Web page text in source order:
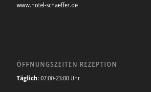
www.hotel-schaeffer.de
ÖFFNUNGSZEITEN REZEPTION
Täglich: 07:00-23:00 Uhr